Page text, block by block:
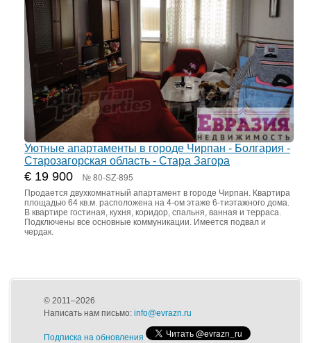
Уютные апартаменты в городе Чирпан - Болгария -
Старозагорская область - Стара Загора
€ 19 900 № 80-SZ-895
Продается двухкомнатный апартамент в городе Чирпан. Квартира
площадью 64 кв.м. расположена на 4-ом этаже 6-тиэтажного дома.
В квартире гостиная, кухня, коридор, спальня, ванная и терраса.
Подключены все основные коммуникации. Имеется подвал и
чердак.
© 2011–2026
Написать нам письмо: info@evrazn.ru
Подписка на обновления